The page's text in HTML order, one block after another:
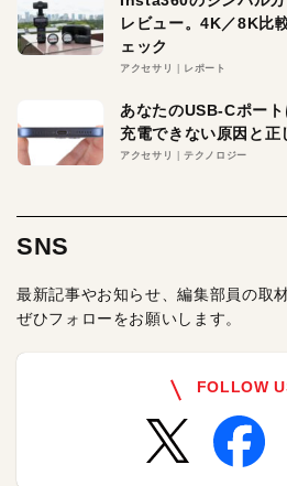
レビュー。4K／8K比
ェック
アクセサリ レポート
あなたのUSB-Cポー
充電できない原因と正
アクセサリ テクノロジー
SNS
最新記事やお知らせ、編集部員の取
ぜひフォローをお願いします。
FOLLOW